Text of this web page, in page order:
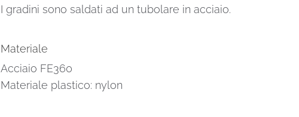
I gradini sono saldati ad un tubolare in acciaio.
Materiale
Acciaio FE360
Materiale plastico: nylon